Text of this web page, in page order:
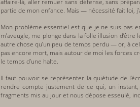
affaire-là, aller remuer sans défense, sans
partie de mon enfance. Mais — nécessité fait loi,
Mon problème essentiel est que je ne suis pas
m’aveugle, me plonge dans la folle illusion
autre chose qu’un peu de temps perdu — or, à
pas encore mort, mais autour de moi les forces
le temps d’une halte.
Il faut pouvoir se représenter la quiétude de
rendre compte justement de ce qui, un
fragments mis au jour et nous dépose esseulé,